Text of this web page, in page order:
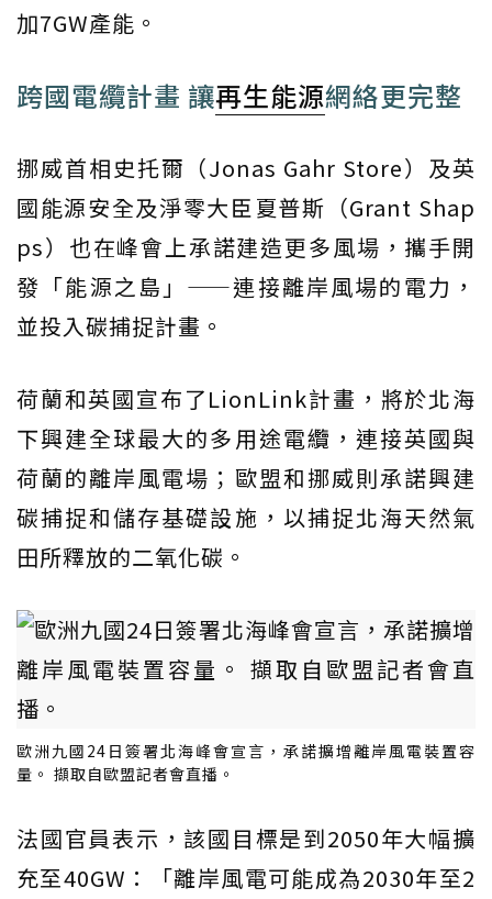
加7GW產能。
跨國電纜計畫 讓再生能源網絡更完整
挪威首相史托爾（Jonas Gahr Store）及英
國能源安全及淨零大臣夏普斯（Grant Shap
ps）也在峰會上承諾建造更多風場，攜手開
發「能源之島」——連接離岸風場的電力，
並投入碳捕捉計畫。
荷蘭和英國宣布了LionLink計畫，將於北海
下興建全球最大的多用途電纜，連接英國與
荷蘭的離岸風電場；歐盟和挪威則承諾興建
碳捕捉和儲存基礎設施，以捕捉北海天然氣
田所釋放的二氧化碳。
歐洲九國24日簽署北海峰會宣言，承諾擴增離岸風電裝置容
量。 擷取自歐盟記者會直播。
法國官員表示，該國目標是到2050年大幅擴
充至40GW：「離岸風電可能成為2030年至2